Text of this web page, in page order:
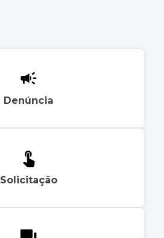
Denúncia
Solicitação